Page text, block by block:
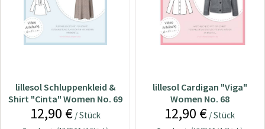
lillesol Schluppenkleid &
Shirt "Cinta" Women No. 69
12,90 €/ Stück
lillesol Cardigan "Viga"
Women No. 68
12,90 € / Stück